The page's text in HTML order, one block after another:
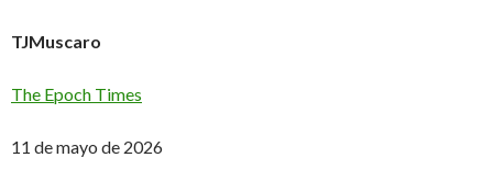
TJMuscaro
The Epoch Times
11 de mayo de 2026